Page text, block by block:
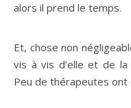
alors il prend le temps.
Et, chose non
vis à vis d’elle et de la
Peu de thérapeutes ont